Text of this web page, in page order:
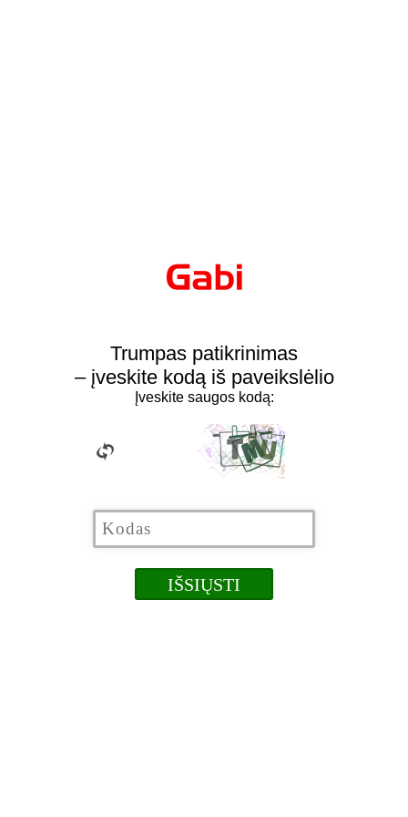
Trumpas patikrinimas
– įveskite kodą iš paveikslėlio
Įveskite saugos kodą: